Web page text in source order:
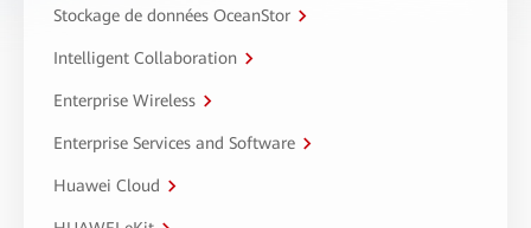
Stockage de données OceanStor
Intelligent Collaboration
Enterprise Wireless
Enterprise Services and Software
Huawei Cloud